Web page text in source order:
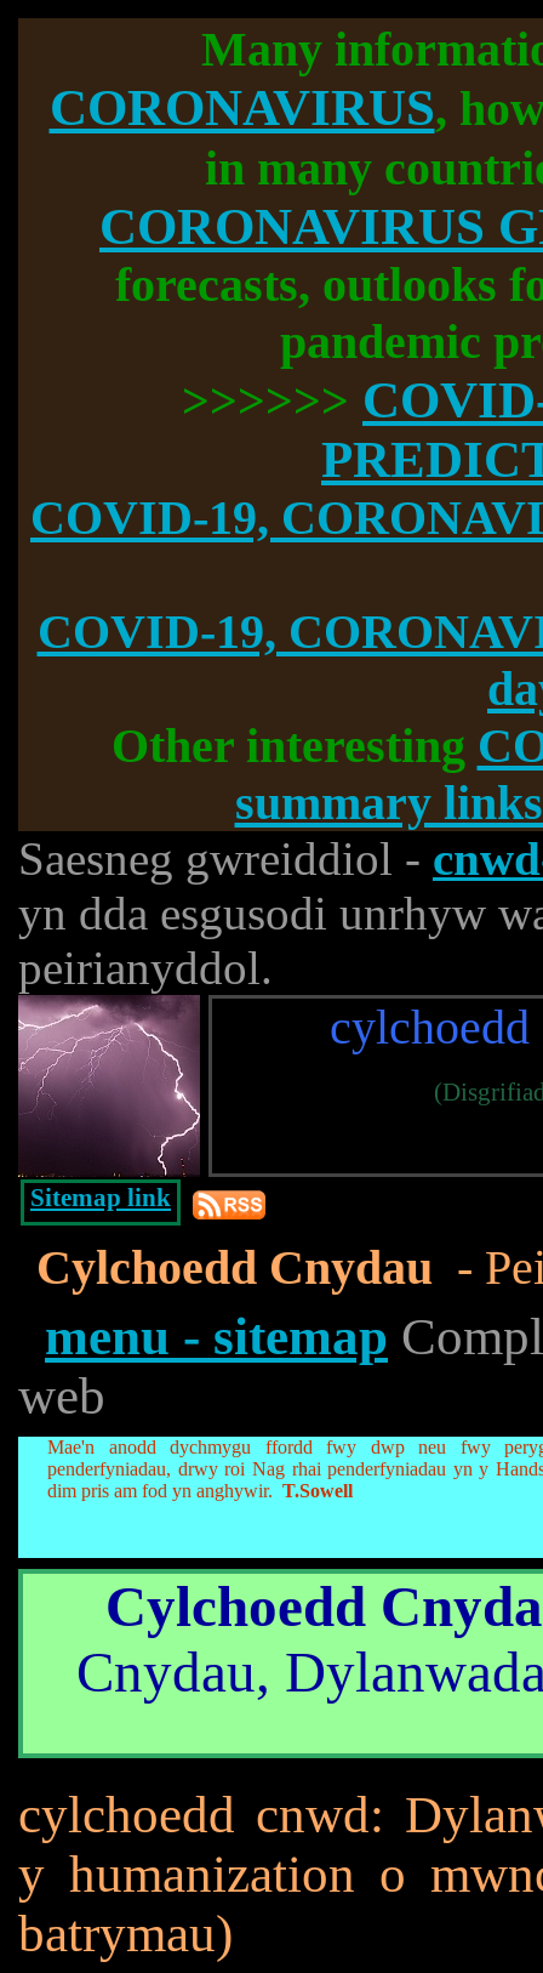
Many
CORONAVIRUS,
in many
CORONAVIRUS
forecasts, outlooks
pandemic
>>>>>>
COVID-19,
COVID-19,
Other interesting
summary
Saesneg gwreiddiol -
yn dda esgusodi unrhyw
peirianyddol.
Sitemap link
Cylchoedd Cnydau -
menu - sitemap
web
Mae'n anodd dychmygu ffordd fwy dwp neu fwy
penderfyniadau, drwy roi Nag rhai penderfyniadau yn y
dim pris am fod yn anghywir. T.Sowell
Cylchoedd
Cnydau,
cylchoedd cnwd:
y humanization o
batrymau)